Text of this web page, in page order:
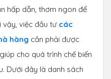
hấp dẫn, thơm ngon để
vậy, việc đầu tư các
hàng cần phải được
cho quá trình chế biến
Dưới đây là danh sách